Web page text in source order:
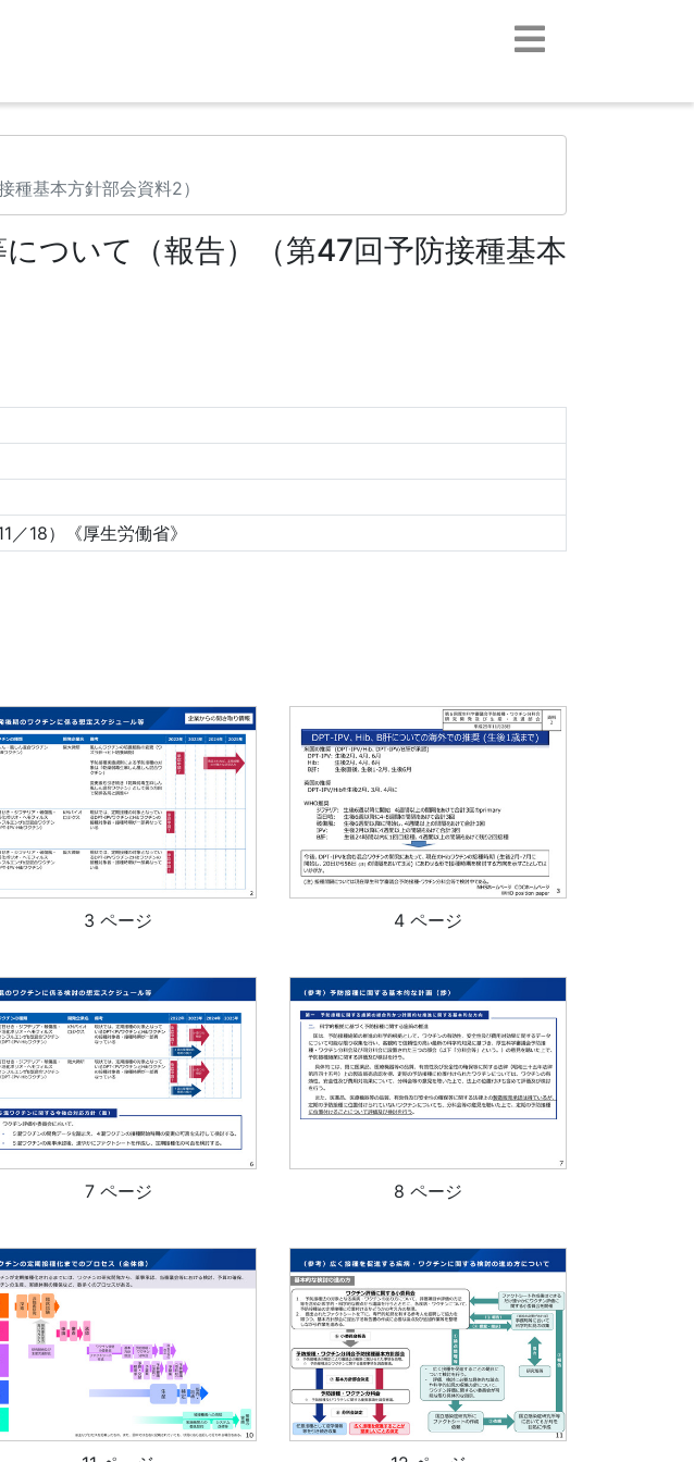
種基本方針部会資料2）
ついて（報告）（第47回予防接種基本
18）《厚生労働省》
3 ページ 4 ページ
7 ページ 8 ページ